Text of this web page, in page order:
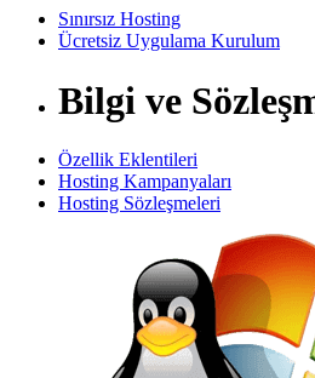
Sınırsız Hosting
Ücretsiz Uygulama Kurulum
Bilgi ve
Özellik Eklentileri
Hosting Kampanyaları
Hosting Sözleşmeleri